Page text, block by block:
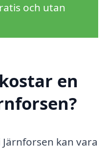
och utan
en
kan vara